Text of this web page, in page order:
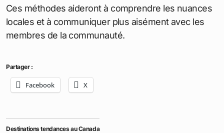
Ces méthodes aideront à comprendre les nuances
locales et à communiquer plus aisément avec les
membres de la communauté.
Partager :
Facebook X
Destinations tendances au Canada